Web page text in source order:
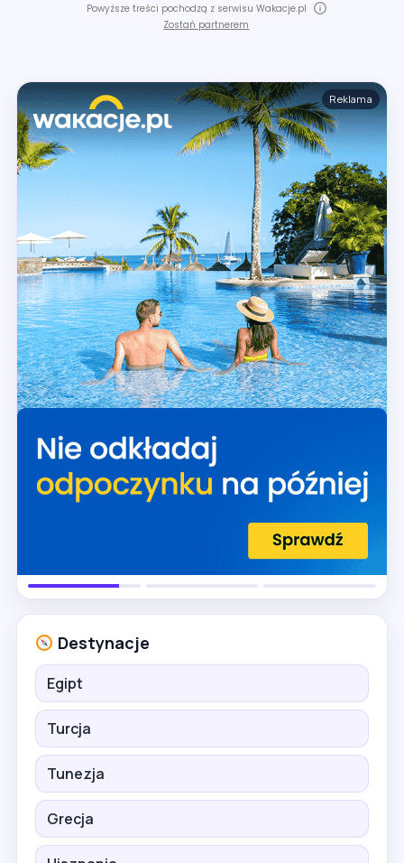
Powyższe treści pochodzą z serwisu Wakacje.pl
Zostań partnerem
Reklama
Destynacje
Egipt
Turcja
Tunezja
Grecja